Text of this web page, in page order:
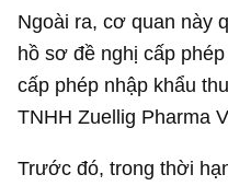
Ngoài ra, cơ quan này
hồ sơ đề nghị cấp
cấp phép nhập khẩu
TNHH Zuellig Pharma
Trước đó, trong thời